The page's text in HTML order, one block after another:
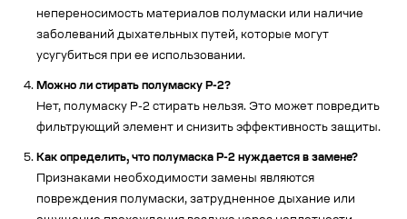
непереносимость материалов полумаски или наличие
заболеваний дыхательных путей, которые могут
усугубиться при ее использовании.
Можно ли стирать полумаску Р-2?
Нет, полумаску Р-2 стирать нельзя. Это может повредить
фильтрующий элемент и снизить эффективность защиты.
Как определить, что полумаска Р-2 нуждается в замене?
Признаками необходимости замены являются
повреждения полумаски, затрудненное дыхание или